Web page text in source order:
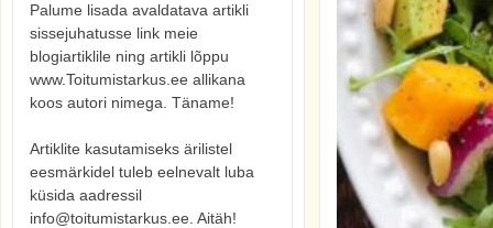
Palume lisada avaldatava artikli
sissejuhatusse link meie
blogiartiklile ning artikli lõppu
www.Toitumistarkus.ee allikana
koos autori nimega. Täname!
Artiklite kasutamiseks ärilistel
eesmärkidel tuleb eelnevalt luba
küsida aadressil
info@toitumistarkus.ee. Aitäh!